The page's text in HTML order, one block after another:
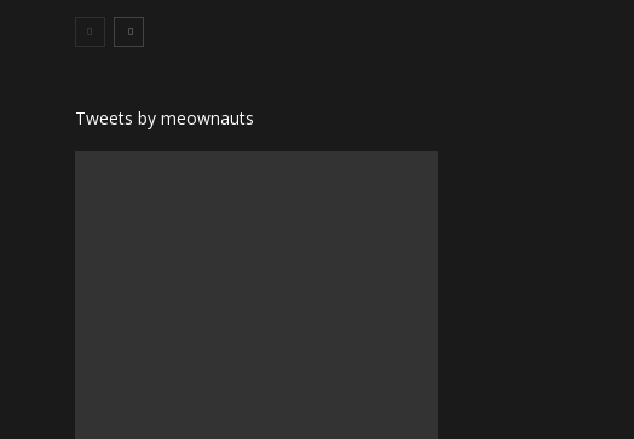
Tweets by meownauts